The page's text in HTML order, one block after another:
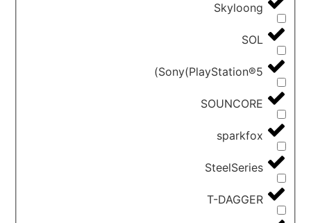
Skyloong
SOL
Sony(PlayStation®5)
SOUNCORE
sparkfox
SteelSeries
T-DAGGER